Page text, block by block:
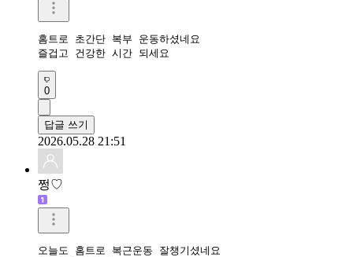
홈트로 초간단 복부 운동하셨네요
즐겁고 건강한 시간 되세요
0
답글 쓰기
2026.05.28 21:51
쩡♡
오늘도 홈트로 복근운동 잘챙기셨네요